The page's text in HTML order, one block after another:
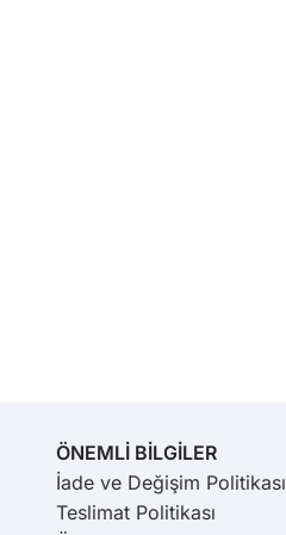
ÖNEMLİ BİLGİLER
İade ve Değişim Politikası
Teslimat Politikası